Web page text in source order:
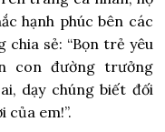
hạnh phúc bên các
chia sẻ: “Bọn trẻ yêu
con đường trưởng
dạy chúng biết đối
của em!”.